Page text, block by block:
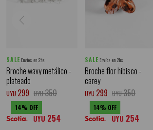
SALE Envíos en 2hs
Broche wavy metálico -
plateado
UYU 299 UYU350
14
UYU 254
SALE Envíos en 2hs
Broche flor hibisco -
carey
UYU 299 UYU350
14
UYU 254